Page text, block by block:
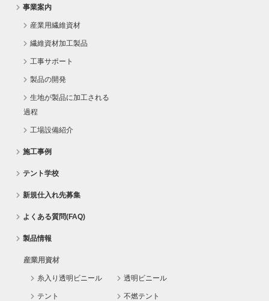
事業案内
産業用繊維資材
繊維資材加工製品
工事サポート
製品の開発
生地が製品に加工される
過程
工場設備紹介
施工事例
テント学校
新規仕入れ先募集
よくある質問(FAQ)
製品情報
産業用資材
糸入り透明ビニール 透明ビニール
テント 不燃テント